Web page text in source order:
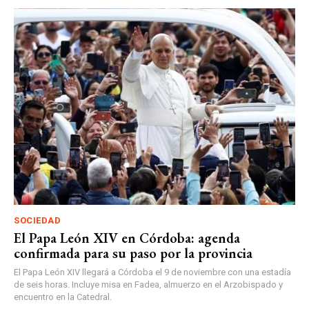
SOCIEDAD
El Papa León XIV en Córdoba: agenda
confirmada para su paso por la provincia
El Papa León XIV llegará a Córdoba el 9 de noviembre con una estadía
de seis horas. Incluye misa en Fadea, almuerzo en el Arzobispado y
encuentro en la Catedral.